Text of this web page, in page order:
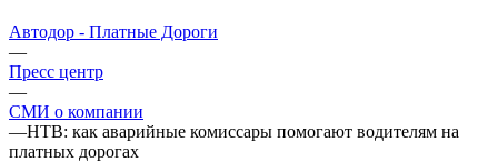
Автодор - Платные Дороги
—
Пресс центр
—
СМИ о компании
—НТВ: как аварийные комиссары помогают водителям на
платных дорогах